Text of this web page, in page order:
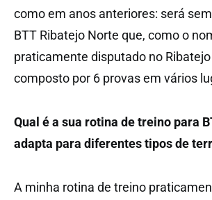
como em anos anteriores: será
BTT Ribatejo Norte que, como o
praticamente disputado no
composto por 6 provas em vários
Qual é a sua rotina de treino para
adapta para diferentes tipos de
A minha rotina de treino